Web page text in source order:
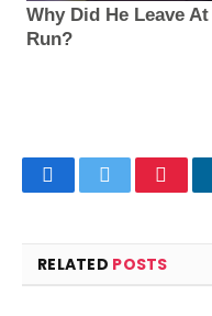
FacebookTwitter
RELATED POSTS